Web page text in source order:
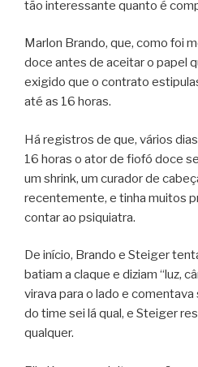
tão interessante quanto é
Marlon Brando, que, como foi
doce antes de aceitar o papel
exigido que o contrato
até as 16 horas.
Há registros de que, vários
16 horas o ator de fiofó doce
um shrink, um curador de
recentemente, e tinha muitos
contar ao psiquiatra.
De início, Brando e Steiger
batiam a claque e diziam “luz,
virava para o lado e
do time sei lá qual, e Steiger
qualquer.